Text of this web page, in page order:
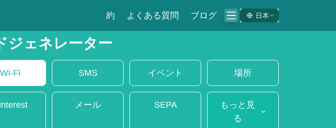
約 よくある質問 ブログ 日本
ジェネレーター
Wi-Fi SMS イベント 場所
メール SEPA
もっと見
る